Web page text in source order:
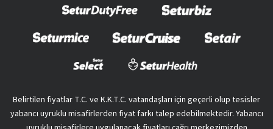
Belirtilen fiyatlar T.C. ve K.K.T.C. vatandaşları için geçerli olup tesisler
yabancı uyruklu misafirlerden fiyat farkı talep edebilmektedir. Yabancı